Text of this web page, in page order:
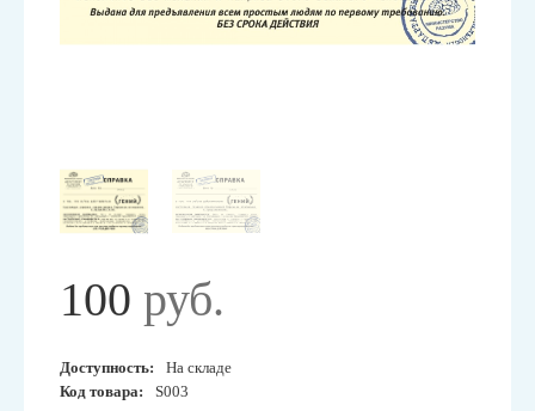
100 руб.
Доступность:
На складе
Код товара:
S003